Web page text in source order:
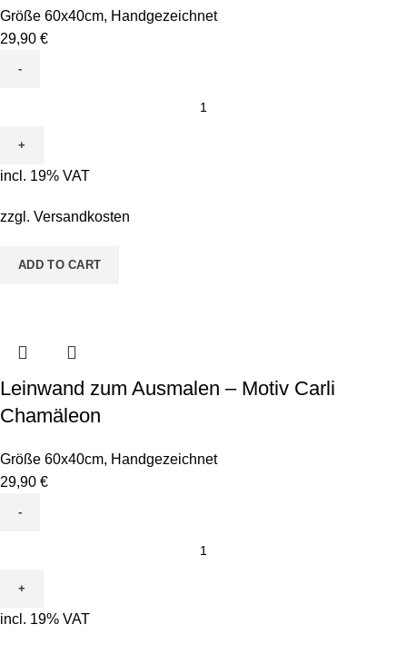
Größe 60x40cm, Handgezeichnet
29,90 €
Ausmalen
-
Sina
quantity
incl. 19% VAT
zzgl. Versandkosten
ADD TO CART
Leinwand zum Ausmalen – Motiv Carli
Chamäleon
Größe 60x40cm, Handgezeichnet
29,90 €
Ausmalen
-
incl. 19% VAT